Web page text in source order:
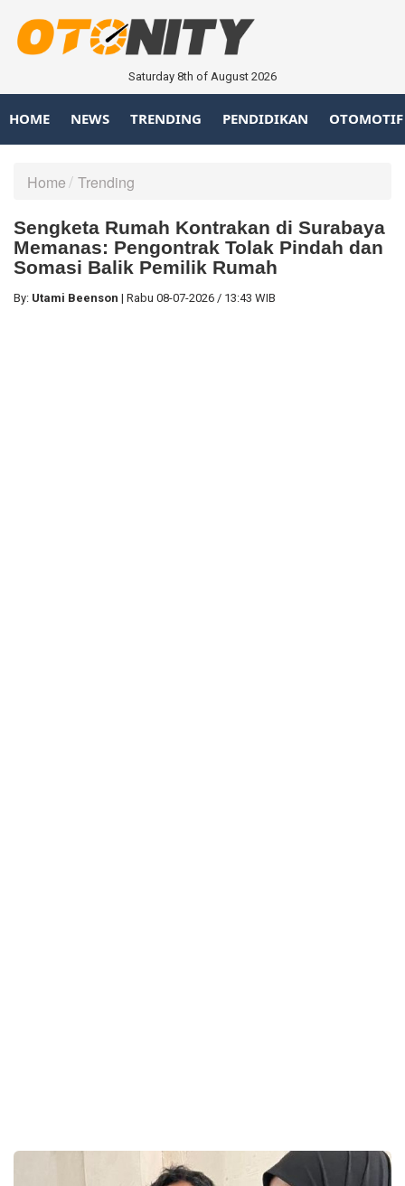
Saturday 8th of August 2026
HOME NEWS TRENDING PENDIDIKAN OTOMOTIF
Home Trending
Sengketa Rumah Kontrakan di Surabaya
Memanas: Pengontrak Tolak Pindah dan
Somasi Balik Pemilik Rumah
By: Utami Beenson | Rabu 08-07-2026 / 13:43 WIB